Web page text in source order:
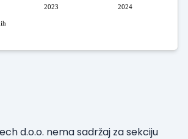
2023 2024
d.o.o. nema sadržaj za sekciju